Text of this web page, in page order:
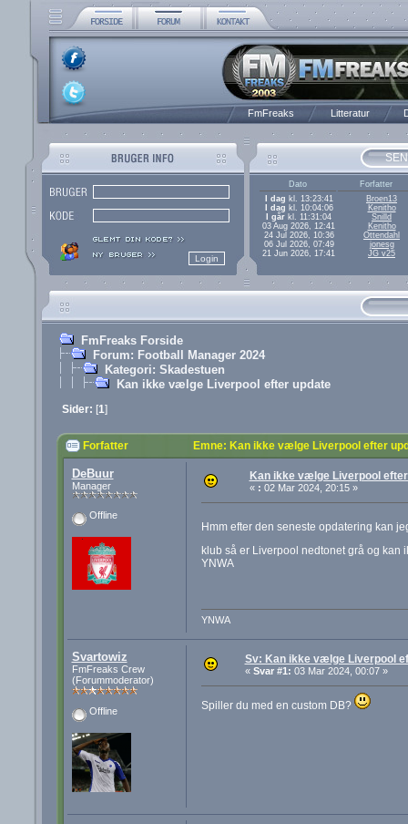
FmFreaks Litteratur
Dato
Forfatter
I dag kl. 13:23:41
Broen13
I dag kl. 10:04:06
Kenitho
I går kl. 11:31:04
Snilld
03 Aug 2026, 12:41
Kenitho
24 Jul 2026, 10:36
Ottendahl
06 Jul 2026, 07:49
jonesg
21 Jun 2026, 17:41
JG v25
FmFreaks Forside
Forum: Football Manager 2024
Kategori: Skadestuen
Kan ikke vælge Liverpool efter update
Sider: [1]
Forfatter Emne: Kan ikke vælge Liverpool efter
DeBuur
Manager
Offline
Kan ikke vælge Liverpool
« : 02 Mar 2024, 20:15 »
Hmm efter den seneste opdatering kan
klub så er Liverpool nedtonet grå og
YNWA
YNWA
Svartowiz
FmFreaks Crew
(Forummoderator)
Offline
Sv: Kan ikke vælge Liverpool
« Svar #1: 03 Mar 2024, 00:07 »
Spiller du med en custom DB?